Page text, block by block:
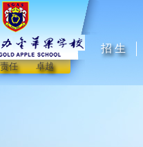
任 卓越
招 生